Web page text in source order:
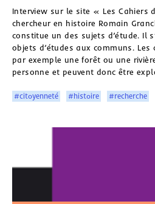
Interview sur le site « Les Cahiers
chercheur en histoire Romain
constitue un des sujets d’étude. Il
objets d’études aux communs.
par exemple une forêt ou une
personne et peuvent donc être
#citoyenneté #histoire #recherche